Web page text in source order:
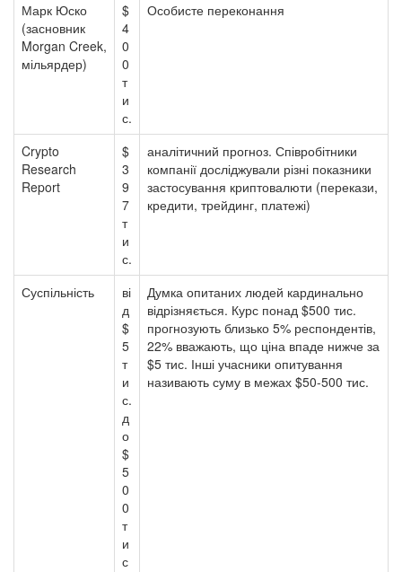
Марк Юско
(засновник
Morgan Creek,
мільярдер)
$
4
0
0
т
и
с.
Особисте переконання
Crypto
Research
Report
$
3
9
7
т
и
с.
аналітичний прогноз. Співробітники
компанії досліджували різні показники
застосування криптовалюти (перекази,
кредити, трейдинг, платежі)
Суспільність
ві
д
$
5
т
и
с.
д
о
$
5
0
0
т
и
с
Думка опитаних людей кардинально
відрізняється. Курс понад $500 тис.
прогнозують близько 5% респондентів,
22% вважають, що ціна впаде нижче за
$5 тис. Інші учасники опитування
називають суму в межах $50-500 тис.